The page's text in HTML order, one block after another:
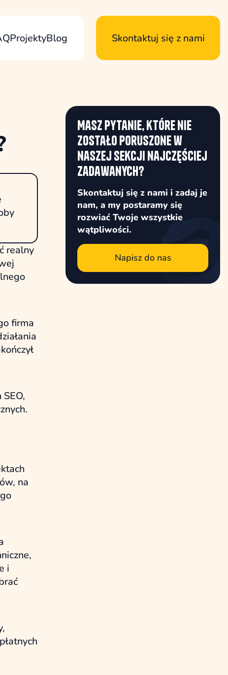
ProjektyBlog Skontaktuj się z nami
realny
firma
na
i
Masz pytanie, które nie
zostało poruszone w
naszej sekcji najczęściej
zadawanych?
Skontaktuj się z nami i zadaj je
nam, a my postaramy się
rozwiać Twoje wszystkie
wątpliwości.
Napisz do nas